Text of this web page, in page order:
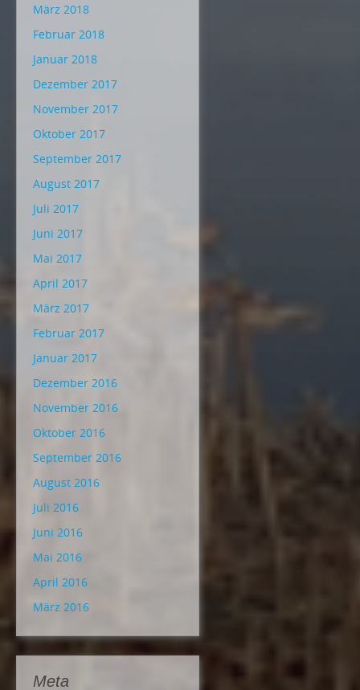
März 2018
Februar 2018
Januar 2018
Dezember 2017
November 2017
Oktober 2017
September 2017
August 2017
Juli 2017
Juni 2017
Mai 2017
April 2017
März 2017
Februar 2017
Januar 2017
Dezember 2016
November 2016
Oktober 2016
September 2016
August 2016
Juli 2016
Juni 2016
Mai 2016
April 2016
März 2016
Meta